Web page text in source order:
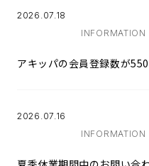
2026.07.18
INFORMATION
アキッパの会員登録数が
2026.07.16
INFORMATION